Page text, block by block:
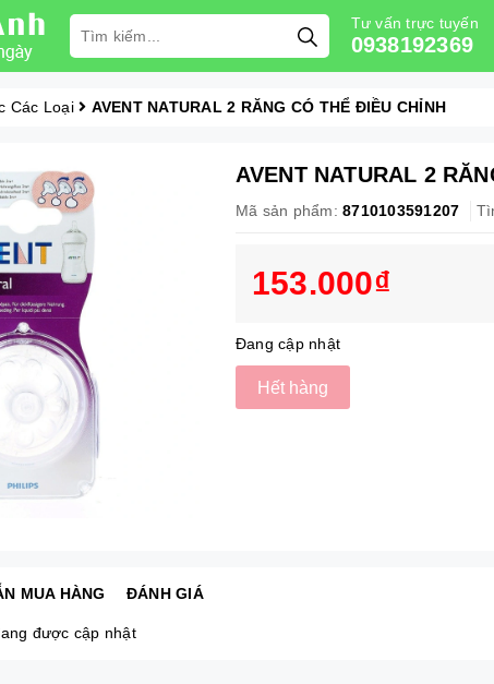
Tư vấn trực tuyến
0938192369
Các Loại AVENT NATURAL 2 RĂNG CÓ THỂ ĐIỀU CHỈNH
AVENT NATURAL 2
Mã sản phẩm: 8710103591207
153.000₫
Đang cập nhật
Hết hàng
MUA HÀNG ĐÁNH GIÁ
được cập nhật